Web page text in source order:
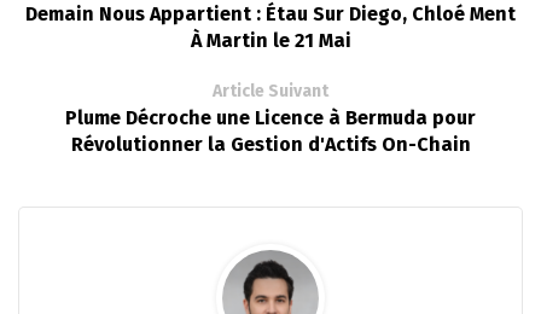
Demain Nous Appartient : Étau Sur Diego, Chloé Ment
À Martin le 21 Mai
Article Suivant
Plume Décroche une Licence à Bermuda pour
Révolutionner la Gestion d'Actifs On-Chain